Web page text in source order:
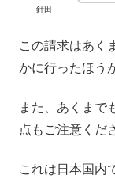
針田
この請求はあく
かに行ったほう
また、あくまで
点もご注意くだ
これは日本国内